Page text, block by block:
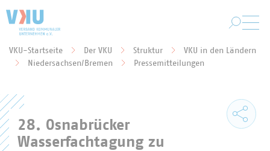
Sie befinden sich hier:
VKU-Startseite Der VKU Struktur
VKU in den Ländern
Niedersachsen/Bremen
Pressemitteilungen
28. Osnabrücker
Wasserfachtagung zu